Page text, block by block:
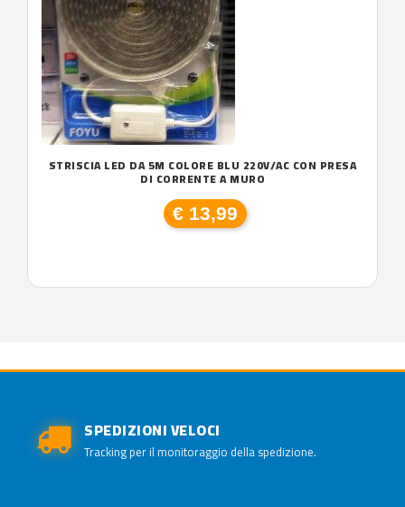
STRISCIA LED DA 5M COLORE BLU 220V/AC CON PRESA
DI CORRENTE A MURO
€ 13,99
SPEDIZIONI VELOCI
Tracking per il monitoraggio della spedizione.